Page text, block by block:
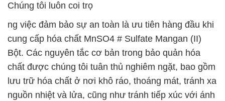
Chúng tôi luôn coi trọ
ng việc đảm bảo sự an toàn là ưu tiên hàng đầu khi
cung cấp hóa chất MnSO4 # Sulfate Mangan (II)
Bột. Các nguyên tắc cơ bản trong bảo quản hóa
chất được chúng tôi tuân thủ nghiêm ngặt, bao gồm
lưu trữ hóa chất ở nơi khô ráo, thoáng mát, tránh xa
nguồn nhiệt và lửa, cũng như tránh tiếp xúc với ánh